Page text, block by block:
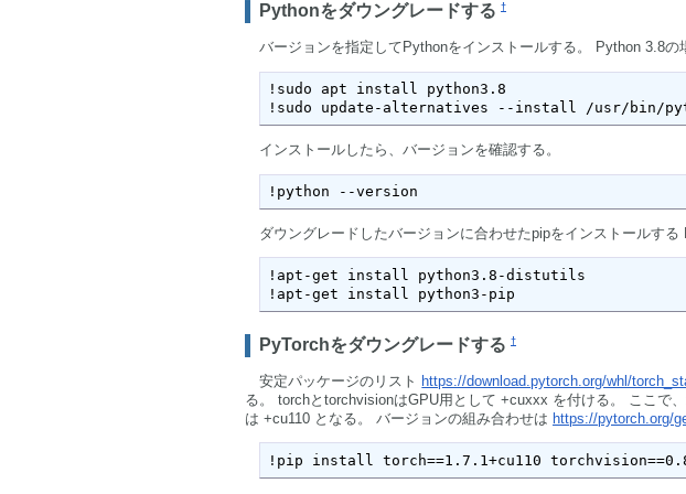
Pythonをダウングレードする †
バージョンを指定してPythonをインストールする。 Python 3.8の
!sudo apt install python3.8
!sudo update-alternatives --install /usr/bin/
インストールしたら、バージョンを確認する。
!python --version
ダウングレードしたバージョンに合わせたpipをインストールする
!apt-get install python3.8-distutils
!apt-get install python3-pip
PyTorchをダウングレードする †
安定パッケージのリスト https://download.pytorch.org/whl/
る。 torchとtorchvisionはGPU用として +cuxxx を付ける。 ここで
は +cu110 となる。 バージョンの組み合わせは https://pytorch.org/
!pip install torch==1.7.1+cu110